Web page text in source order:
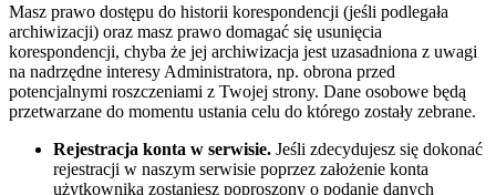
Masz prawo dostępu do historii korespondencji (jeśli podlegała
archiwizacji) oraz masz prawo domagać się usunięcia
korespondencji, chyba że jej archiwizacja jest uzasadniona z uwagi
na nadrzędne interesy Administratora, np. obrona przed
potencjalnymi roszczeniami z Twojej strony. Dane osobowe będą
przetwarzane do momentu ustania celu do którego zostały zebrane.
Rejestracja konta w serwisie. Jeśli zdecydujesz się dokonać
rejestracji w naszym serwisie poprzez założenie konta
użytkownika zostaniesz poproszony o podanie danych